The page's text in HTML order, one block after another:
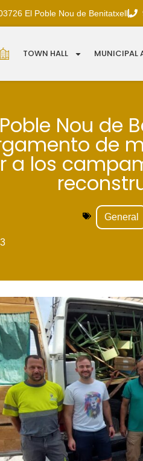
El Poble Nou de Benitatxell
TOWN HALL MUNICIPAL
Nou de
de
a los
General